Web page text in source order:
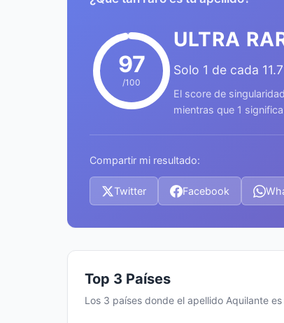
97
/100
ULTRA
Solo 1 de cada
El score de
mientras que 1
Compartir mi resultado:
Twitter Facebook
Top 3 Países
Los 3 países donde el apellido Aquilante